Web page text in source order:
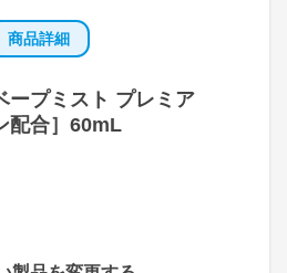
商品詳細
ープミスト プレミア
配合］60mL